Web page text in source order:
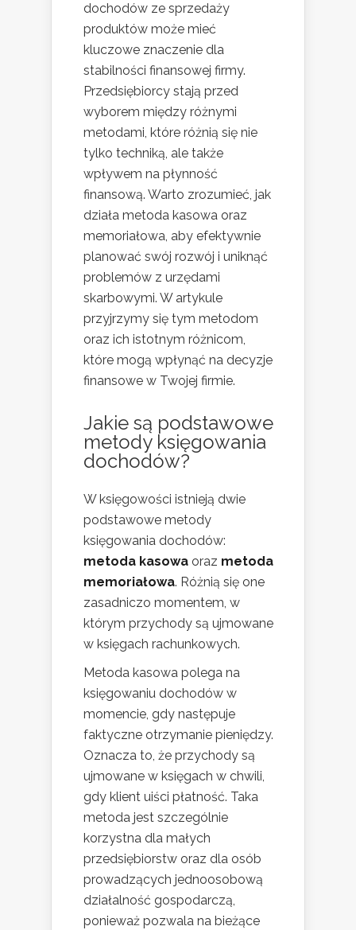
dochodów ze sprzedaży
produktów może mieć
kluczowe znaczenie dla
stabilności finansowej firmy.
Przedsiębiorcy stają przed
wyborem między różnymi
metodami, które różnią się nie
tylko techniką, ale także
wpływem na płynność
finansową. Warto zrozumieć, jak
działa metoda kasowa oraz
memoriałowa, aby efektywnie
planować swój rozwój i uniknąć
problemów z urzędami
skarbowymi. W artykule
przyjrzymy się tym metodom
oraz ich istotnym różnicom,
które mogą wpłynąć na decyzje
finansowe w Twojej firmie.
Jakie są podstawowe
metody księgowania
dochodów?
W księgowości istnieją dwie
podstawowe metody
księgowania dochodów:
metoda kasowa oraz metoda
memoriałowa. Różnią się one
zasadniczo momentem, w
którym przychody są ujmowane
w księgach rachunkowych.
Metoda kasowa polega na
księgowaniu dochodów w
momencie, gdy następuje
faktyczne otrzymanie pieniędzy.
Oznacza to, że przychody są
ujmowane w księgach w chwili,
gdy klient uiści płatność. Taka
metoda jest szczególnie
korzystna dla małych
przedsiębiorstw oraz dla osób
prowadzących jednoosobową
działalność gospodarczą,
ponieważ pozwala na bieżące